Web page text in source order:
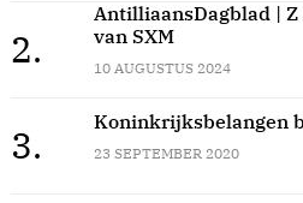
2.
AntilliaansDagblad |
van SXM
10 AUGUSTUS 2024
3.
Koninkrijksbelangen
23 SEPTEMBER 2020